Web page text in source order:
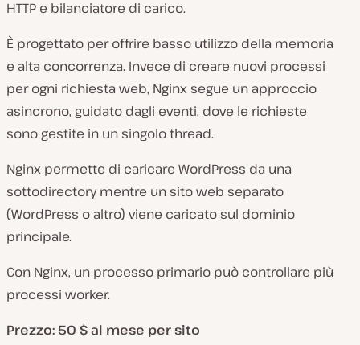
HTTP e bilanciatore di carico.
È progettato per offrire basso utilizzo della memoria
e alta concorrenza. Invece di creare nuovi processi
per ogni richiesta web, Nginx segue un approccio
asincrono, guidato dagli eventi, dove le richieste
sono gestite in un singolo thread.
Nginx permette di caricare WordPress da una
sottodirectory mentre un sito web separato
(WordPress o altro) viene caricato sul dominio
principale.
Con Nginx, un processo primario può controllare più
processi worker.
Prezzo: 50 $al mese per sito